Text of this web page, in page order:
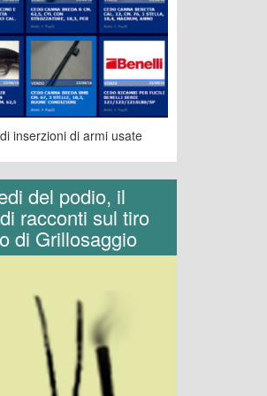
inserzioni di armi usate
del podio, il
racconti sul tiro
di Grillosaggio